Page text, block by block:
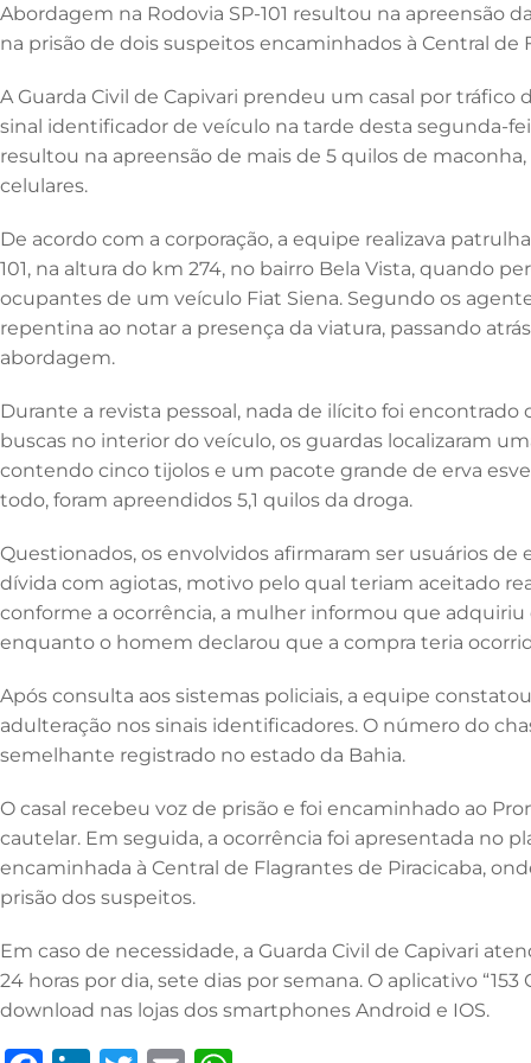
e
b
o
o
k
e
dI
n
te
r
l
s
A
p
p
Abordagem na Rodovia SP-101 resultou na apreensão
na prisão de dois suspeitos encaminhados à Central de
A Guarda Civil de Capivari prendeu um casal por
sinal identificador de veículo na tarde desta segunda-
resultou na apreensão de mais de 5 quilos de
celulares.
De acordo com a corporação, a equipe realizava
101, na altura do km 274, no bairro Bela Vista, quando
ocupantes de um veículo Fiat Siena. Segundo os
repentina ao notar a presença da viatura, passando
abordagem.
Durante a revista pessoal, nada de ilícito foi
buscas no interior do veículo, os guardas localizaram
contendo cinco tijolos e um pacote grande de erva
todo, foram apreendidos 5,1 quilos da droga.
Questionados, os envolvidos afirmaram ser usuários
dívida com agiotas, motivo pelo qual teriam aceitado
conforme a ocorrência, a mulher informou que
enquanto o homem declarou que a compra teria
Após consulta aos sistemas policiais, a equipe
adulteração nos sinais identificadores. O número do
semelhante registrado no estado da Bahia.
O casal recebeu voz de prisão e foi encaminhado ao
cautelar. Em seguida, a ocorrência foi apresentada no
encaminhada à Central de Flagrantes de Piracicaba,
prisão dos suspeitos.
Em caso de necessidade, a Guarda Civil de Capivari
24 horas por dia, sete dias por semana. O aplicativo
download nas lojas dos smartphones Android e IOS.